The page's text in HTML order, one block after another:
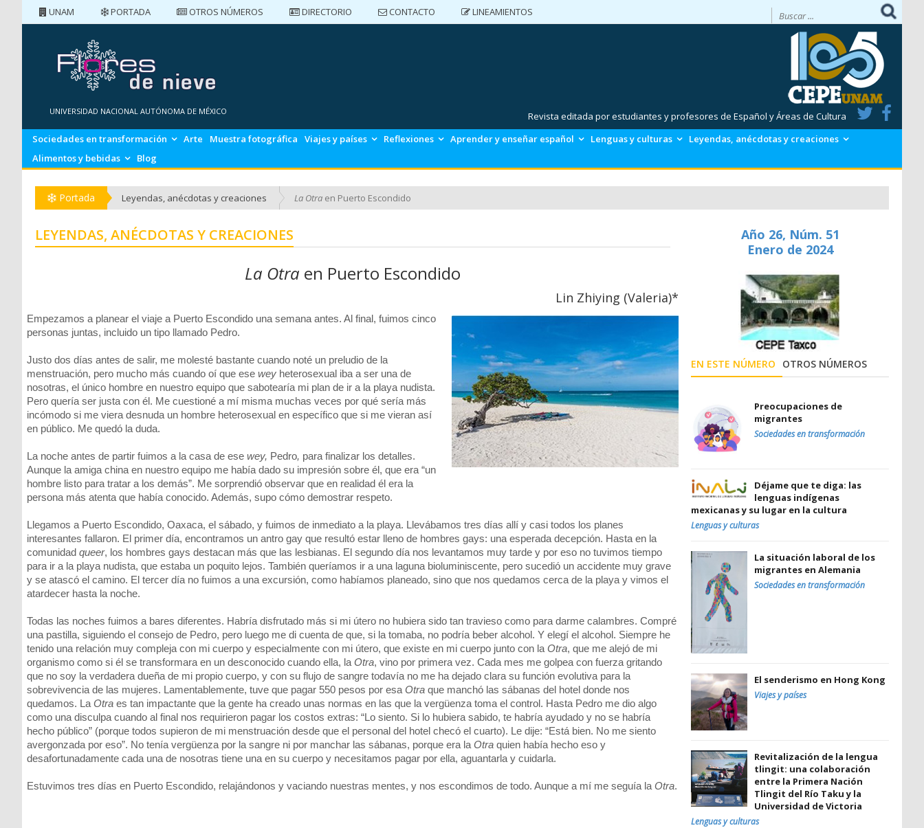
UNAM PORTADA OTROS NÚMEROS DIRECTORIO CONTACTO
LINEAMIENTOS
UNIVERSIDAD NACIONAL AUTÓNOMA DE MÉXICO
Revista editada por estudiantes y profesores de Español y Áreas de Cultura
Sociedades en transformación
Arte Muestra fotográfica Viajes y países Reflexiones Aprender y enseñar español Lenguas y culturas
Leyendas, anécdotas y creaciones
Alimentos y bebidas
Blog
Portada Leyendas, anécdotas y creaciones La Otra en Puerto Escondido
LEYENDAS, ANÉCDOTAS Y CREACIONES
La Otra en Puerto Escondido
Lin Zhiying (Valeria)*
Empezamos a planear el viaje a Puerto Escondido una semana antes. Al final, fuimos cinco
personas juntas, incluido un tipo llamado Pedro.
Justo dos días antes de salir, me molesté bastante cuando noté un preludio de la
menstruación, pero mucho más cuando oí que ese wey heterosexual iba a ser una de
nosotras, el único hombre en nuestro equipo que sabotearía mi plan de ir a la playa nudista.
Pero quería ser justa con él. Me cuestioné a mí misma muchas veces por qué sería más
incómodo si me viera desnuda un hombre heterosexual en específico que si me vieran así
en público. Me quedó la duda.
La noche antes de partir fuimos a la casa de ese wey, Pedro, para finalizar los detalles.
Aunque la amiga china en nuestro equipo me había dado su impresión sobre él, que era “un
hombre listo para tratar a los demás”. Me sorprendió observar que en realidad él era la
persona más atenta que había conocido. Además, supo cómo demostrar respeto.
Llegamos a Puerto Escondido, Oaxaca, el sábado, y fuimos de inmediato a la playa. Llevábamos tres días allí y casi todos los planes
interesantes fallaron. El primer día, encontramos un antro gay que resultó estar lleno de hombres gays: una esperada decepción. Hasta en la
comunidad queer, los hombres gays destacan más que las lesbianas. El segundo día nos levantamos muy tarde y por eso no tuvimos tiempo
para ir a la playa nudista, que estaba un poquito lejos. También queríamos ir a una laguna bioluminiscente, pero sucedió un accidente muy grave
y se atascó el camino. El tercer día no fuimos a una excursión, como habíamos planeado, sino que nos quedamos cerca de la playa y vimos el
atardecer hasta la noche.
Todas las noches fuimos a bares diferentes. Habría disfrutado más si mi útero no hubiera sido tan travieso como para darme calambres. Compré
una pastilla, siguiendo el consejo de Pedro, pero luego me di cuenta de que, si la tomaba, no podría beber alcohol. Y elegí el alcohol. Siempre he
tenido una relación muy compleja con mi cuerpo y especialmente con mi útero, que existe en mi cuerpo junto con la Otra, que me alejó de mi
organismo como si él se transformara en un desconocido cuando ella, la Otra, vino por primera vez. Cada mes me golpea con fuerza gritando
que no soy la verdadera dueña de mi propio cuerpo, y con su flujo de sangre todavía no me ha dejado clara su función evolutiva para la
sobrevivencia de las mujeres. Lamentablemente, tuve que pagar 550 pesos por esa Otra que manchó las sábanas del hotel donde nos
quedamos. La Otra es tan impactante que la gente ha creado unas normas en las que la vergüenza toma el control. Hasta Pedro me dio algo
como una disculpa cuando al final nos requirieron pagar los costos extras: “Lo siento. Si lo hubiera sabido, te habría ayudado y no se habría
hecho público” (porque todos supieron de mi menstruación desde que el personal del hotel checó el cuarto). Le dije: “Está bien. No me siento
avergonzada por eso”. No tenía vergüenza por la sangre ni por manchar las sábanas, porque era la Otra quien había hecho eso y
desafortunadamente cada una de nosotras tiene una en su cuerpo y necesitamos pagar por ella, aguantarla y cuidarla.
Estuvimos tres días en Puerto Escondido, relajándonos y vaciando nuestras mentes, y nos escondimos de todo. Aunque a mí me seguía la Otra.
Año 26, Núm. 51
Enero de 2024
EN ESTE NÚMERO OTROS NÚMEROS
Preocupaciones de
migrantes
Sociedades en transformación
Déjame que te diga: las
lenguas indígenas
mexicanas y su lugar en la cultura
Lenguas y culturas
La situación laboral de los
migrantes en Alemania
Sociedades en transformación
El senderismo en Hong Kong
Viajes y países
Revitalización de la lengua
tlingit: una colaboración
entre la Primera Nación
Tlingit del Río Taku y la
Universidad de Victoria
Lenguas y culturas